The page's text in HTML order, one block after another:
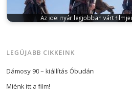
Az idei nyár legjobban várt filmjei
LEGÚJABB CIKKEINK
Dámosy 90 – kiállítás Óbudán
Miénk itt a film!